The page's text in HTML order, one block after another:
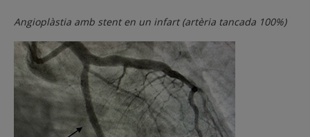
Angioplàstia amb stent en un infart (artèria tancada 100%)